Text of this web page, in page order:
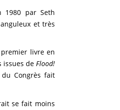
1980 par Seth
et très
livre en
issues de Flood!
Congrès fait
se fait moins